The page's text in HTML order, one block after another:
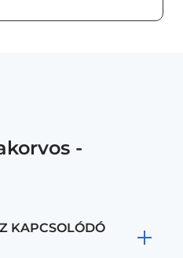
-
KAPCSOLÓDÓ